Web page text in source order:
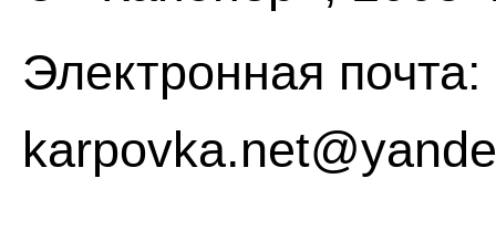
Электронная почта: